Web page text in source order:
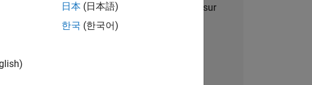
personnalisées, des articles et des actualités sur
l'entreprise.
日本 (日本語)
한국 (한국어)